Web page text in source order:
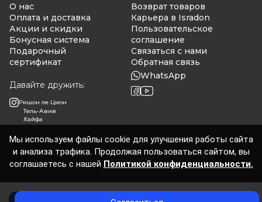
О нас
Оплата и доставка
Акции и скидки
Бонусная система
Подарочный
сертификат
Давайте дружить:
Ришон ле Цион
Тель-Авив
Хайфа
Возврат товаров
Карьера в Isradon
Пользовательское
соглашение
Связаться с нами
Обратная связь
WhatsApp
Isradon 2026
Мы используем файлы cookie для улучшения работы сайта
и анализа трафика. Продолжая пользоваться сайтом, вы
соглашаетесь с нашей Политикой конфиденциальности.